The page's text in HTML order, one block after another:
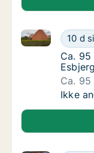
Ca.10 d
Ca. 95 m2
Ca.
Ca.
Ca. 95
Ca.
Ikke